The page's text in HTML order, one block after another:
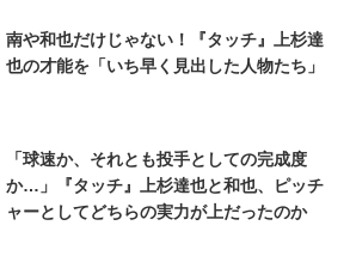
南や和也だけじゃない！『タッチ』上杉達
也の才能を「いち早く見出した人物たち」
「球速か、それとも投手としての完成度
か…」『タッチ』上杉達也と和也、ピッチ
ャーとしてどちらの実力が上だったのか